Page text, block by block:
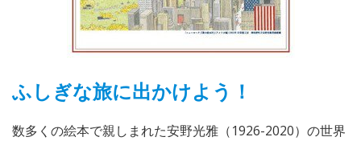
ふしぎな旅に出かけよう！
数多くの絵本で親しまれた安野光雅（1926-2020）の世界